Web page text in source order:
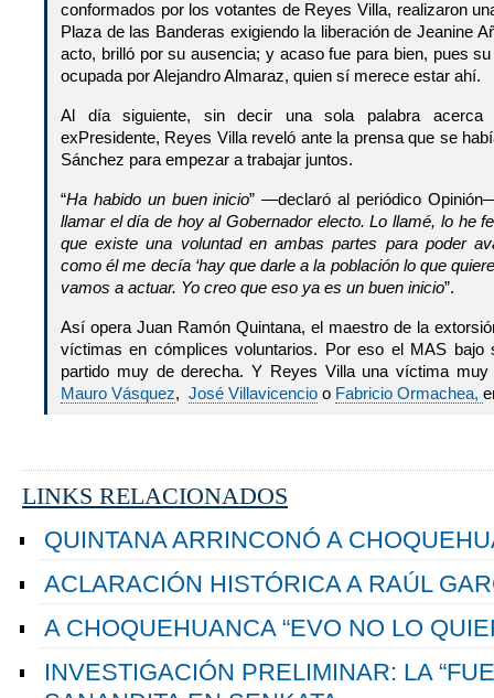
conformados por los votantes de Reyes Villa, realizaron
Plaza de las Banderas exigiendo la liberación de Jeanine
acto, brilló por su ausencia; y acaso fue para bien, pues
ocupada por Alejandro Almaraz, quien sí merece estar ahí.
Al día siguiente, sin decir una sola palabra acerca
exPresidente, Reyes Villa reveló ante la prensa que se
Sánchez para empezar a trabajar juntos.
“Ha habido un buen inicio” —declaró al periódico
llamar el día de hoy al Gobernador electo. Lo llamé, lo he
que existe una voluntad en ambas partes para poder
como él me decía ‘hay que darle a la población lo que
vamos a actuar. Yo creo que eso ya es un buen inicio”.
Así opera Juan Ramón Quintana, el maestro de la
víctimas en cómplices voluntarios. Por eso el MAS bajo
partido muy de derecha. Y Reyes Villa una víctima
Mauro Vásquez, José Villavicencio o Fabricio Ormachea,
LINKS RELACIONADOS
QUINTANA ARRINCONÓ A
ACLARACIÓN HISTÓRICA A RAÚL
A CHOQUEHUANCA “EVO NO LO
INVESTIGACIÓN PRELIMINAR: LA